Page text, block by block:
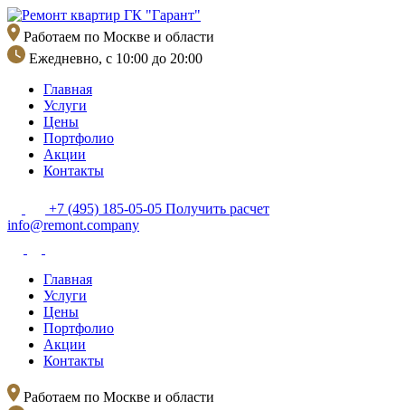
Перейти
к
содержимому
Работаем по Москве и области
Ежедневно, с 10:00 до 20:00
Главная
Услуги
Цены
Портфолио
Акции
Контакты
+7 (495) 185-05-05 Получить расчет
info@remont.company
Главная
Услуги
Цены
Портфолио
Акции
Контакты
Работаем по Москве и области